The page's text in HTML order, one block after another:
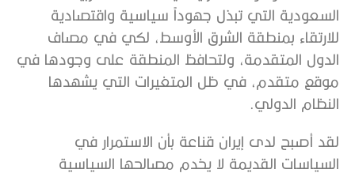
السعودية التي تبذل جهوداً سياسية واقتصادية
للارتقاء بمنطقة الشرق الأوسط، لكي في مصاف
الدول المتقدمة، ولتحافظ المنطقة على وجودها في
موقع متقدم، في ظل المتغيرات التي يشهدها
النظام الدولي.
لقد أصبح لدى إيران قناعة بأن الاستمرار في
السياسات القديمة لا يخدم مصالحها السياسية